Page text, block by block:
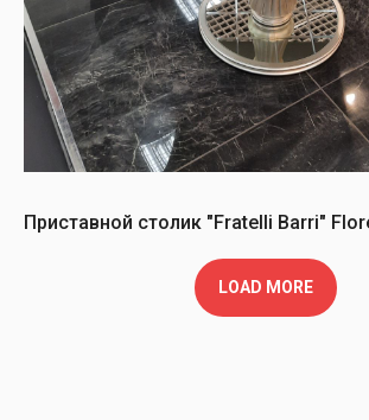
Приставной столик "Fratelli Barri"
LOAD MORE